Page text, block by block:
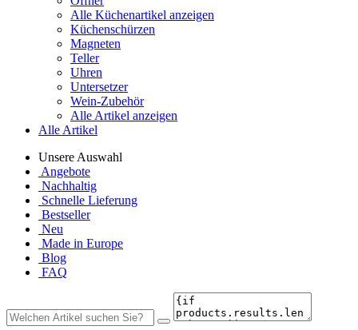
Alle Küchenartikel anzeigen
Küchenschürzen
Magneten
Teller
Uhren
Untersetzer
Wein-Zubehör
Alle Artikel anzeigen
Alle Artikel
Unsere Auswahl
Angebote
Nachhaltig
Schnelle Lieferung
Bestseller
Neu
Made in Europe
Blog
FAQ